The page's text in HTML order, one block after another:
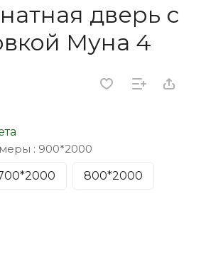
дверь с
Муна 4
: 900*2000
800*2000